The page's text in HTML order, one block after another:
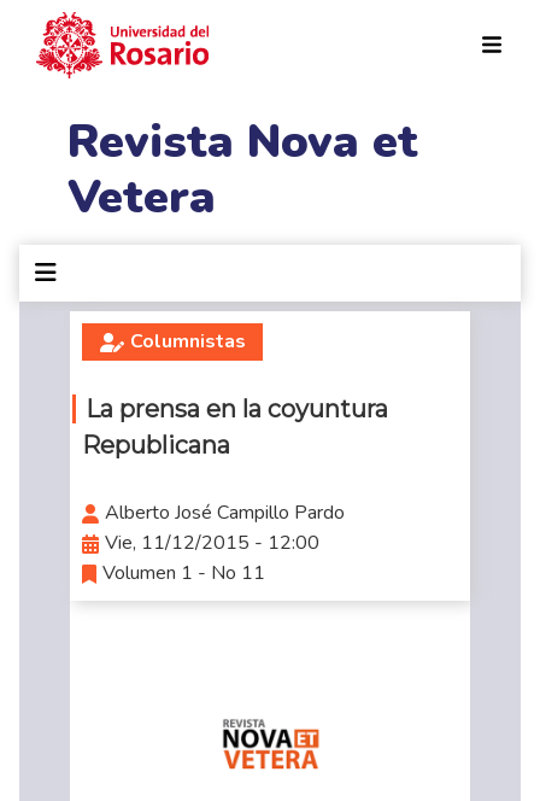
Revista Nova et
Vetera
Columnistas
La prensa en la coyuntura
Republicana
Alberto José Campillo Pardo
Vie, 11/12/2015 - 12:00
Volumen 1 - No 11